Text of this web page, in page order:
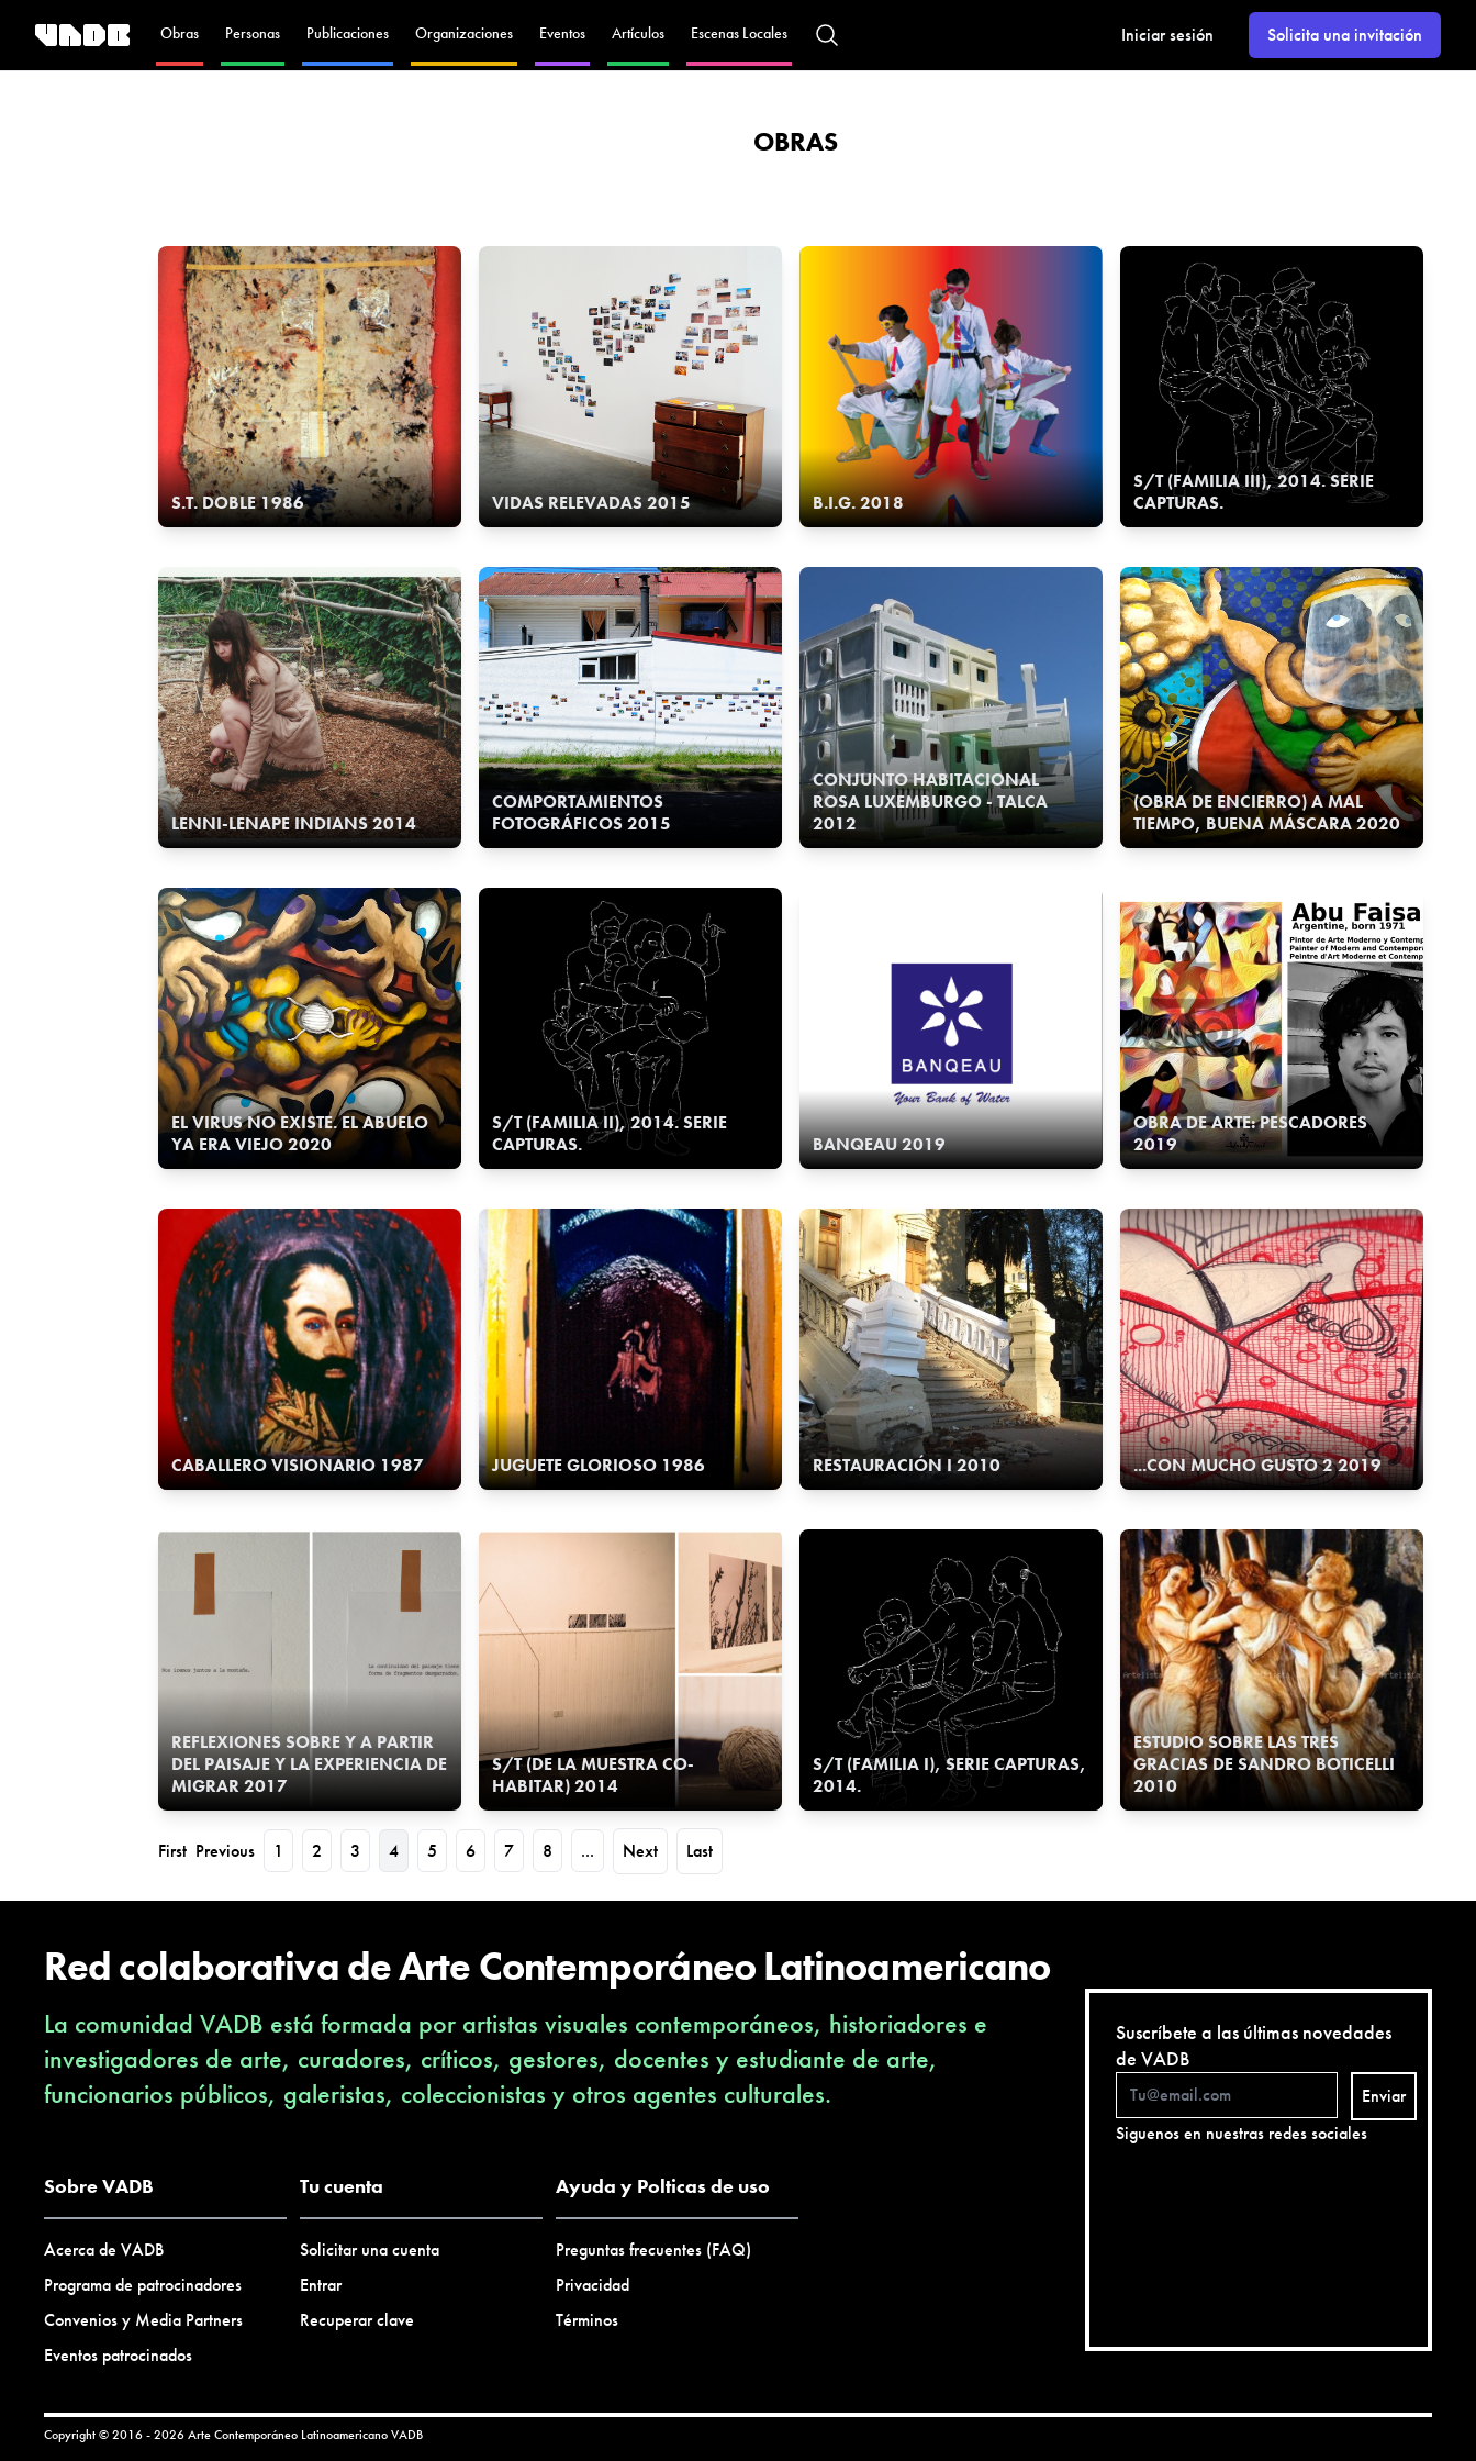
Obras Personas Publicaciones Organizaciones Eventos Artículos Escenas Locales Iniciar sesión Solicita una invitación
OBRAS
S.T. DOBLE 1986 VIDAS RELEVADAS 2015 B.I.G. 2018
S/T (FAMILIA III), 2014. SERIE
CAPTURAS.
LENNI-LENAPE INDIANS 2014
COMPORTAMIENTOS
FOTOGRÁFICOS 2015
CONJUNTO HABITACIONAL
ROSA LUXEMBURGO - TALCA
2012
(OBRA DE ENCIERRO) A MAL
TIEMPO, BUENA MÁSCARA 2020
EL VIRUS NO EXISTE. EL ABUELO
YA ERA VIEJO 2020
S/T (FAMILIA II), 2014. SERIE
CAPTURAS.
BANQEAU 2019
OBRA DE ARTE: PESCADORES
2019
CABALLERO VISIONARIO 1987 JUGUETE GLORIOSO 1986 RESTAURACIÓN I 2010 ...CON MUCHO GUSTO 2 2019
REFLEXIONES SOBRE Y A PARTIR
DEL PAISAJE Y LA EXPERIENCIA DE
MIGRAR 2017
S/T (DE LA MUESTRA CO-
HABITAR) 2014
S/T (FAMILIA I), SERIE CAPTURAS,
2014.
ESTUDIO SOBRE LAS TRES
GRACIAS DE SANDRO BOTICELLI
2010
First Previous 1 2 3 4 5 6 7 8 ... Next Last
Red colaborativa de Arte Contemporáneo Latinoamericano
La comunidad VADB está formada por artistas visuales contemporáneos, historiadores e
investigadores de arte, curadores, críticos, gestores, docentes y estudiante de arte,
funcionarios públicos, galeristas, coleccionistas y otros agentes culturales.
Sobre VADB
Acerca de VADB
Programa de patrocinadores
Convenios y Media Partners
Eventos patrocinados
Tu cuenta
Solicitar una cuenta
Entrar
Recuperar clave
Ayuda y Polticas de uso
Preguntas frecuentes (FAQ)
Privacidad
Términos
Suscríbete a las últimas novedades
de VADB
Enviar
Siguenos en nuestras redes sociales
Copyright © 2016 - 2026 Arte Contemporáneo LatinoamericanoVADB